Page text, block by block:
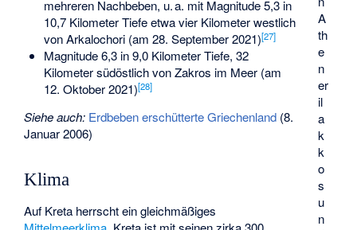
A
th
e
n
er
il
a
k
k
o
s
u
n
mehreren Nachbeben, u. a. mit Magnitude 5,3 in
10,7 Kilometer Tiefe etwa vier Kilometer westlich
von Arkalochori (am 28. September 2021)[27]
Magnitude 6,3 in 9,0 Kilometer Tiefe, 32
Kilometer südöstlich vonZakros im Meer (am
12. Oktober 2021)[28]
Siehe auch: Erdbeben erschütterte Griechenland (8.
Januar 2006)
Klima
Auf Kreta herrscht ein gleichmäßiges